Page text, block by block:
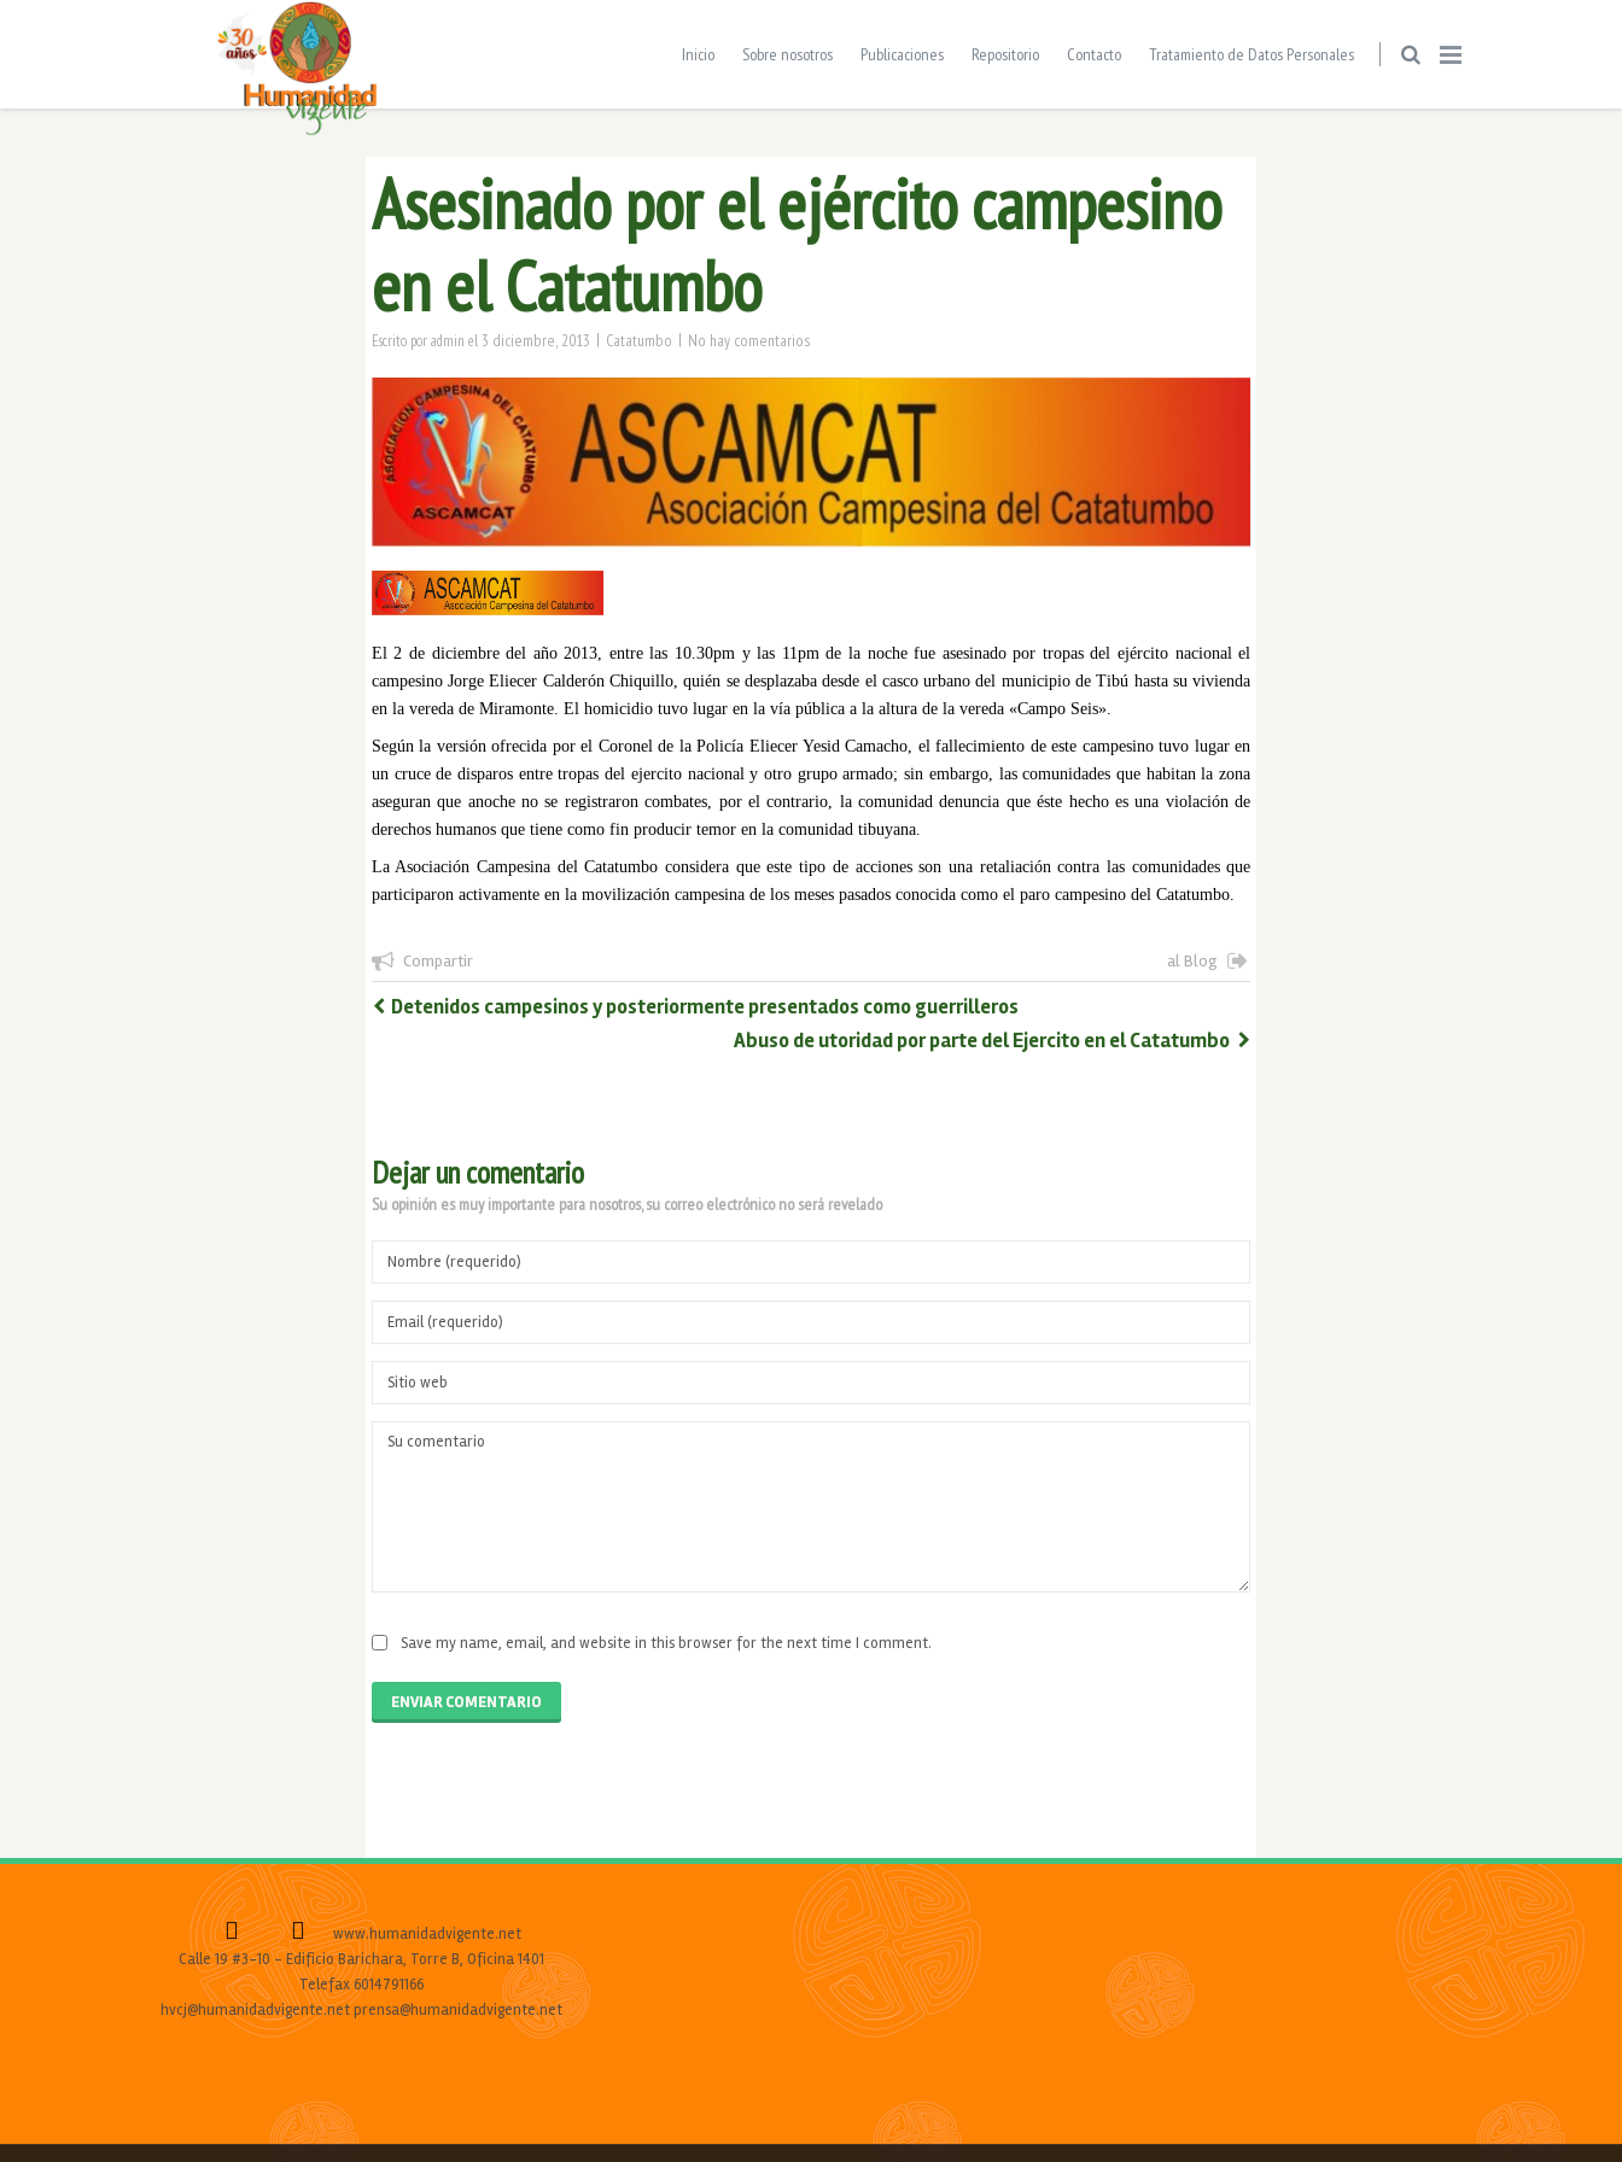
Inicio Sobre nosotros Publicaciones Repositorio Contacto Tratamiento de Datos Personales
Asesinado por el ejército campesino
en el Catatumbo
Escrito poradmin el 3 diciembre, 2013 | Catatumbo | No hay comentarios
El 2 de diciembre del año 2013, entre las 10.30pm y las 11pm de la noche fue asesinado por tropas del ejército nacional el
campesino Jorge Eliecer Calderón Chiquillo, quién se desplazaba desde el casco urbano del municipio de Tibú hasta su vivienda
en la vereda de Miramonte. El homicidio tuvo lugar en la vía pública a la altura de la vereda «Campo Seis».
Según la versión ofrecida por el Coronel de la Policía Eliecer Yesid Camacho, el fallecimiento de este campesino tuvo lugar en
un cruce de disparos entre tropas del ejercito nacional y otro grupo armado; sin embargo, las comunidades que habitan la zona
aseguran que anoche no se registraron combates, por el contrario, la comunidad denuncia que éste hecho es una violación de
derechos humanos que tiene como fin producir temor en la comunidad tibuyana.
La Asociación Campesina del Catatumbo considera que este tipo de acciones son una retaliación contra las comunidades que
participaron activamente en la movilización campesina de los meses pasados conocida como el paro campesino del Catatumbo.
Compartir al Blog
Detenidos campesinos y posteriormente presentados como guerrilleros
Abuso de utoridad por parte del Ejercito en el Catatumbo
Dejar un comentario
Su opinión es muy importante para nosotros, su correo electrónico no será revelado
Save my name, email, and website in this browser for the next time I comment.
ENVIAR COMENTARIO
www.humanidadvigente.net
Calle 19 #3-10 - Edificio Barichara, Torre B, Oficina 1401
Telefax 6014791166
hvcj@humanidadvigente.net prensa@humanidadvigente.net